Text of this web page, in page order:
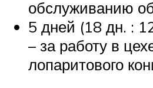
обслуживанию
5 дней (18 дн. :
– за работу в
лопаритового